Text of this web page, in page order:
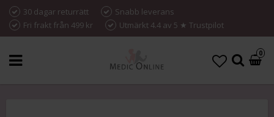
30 dagar returrätt
Snabb leverans
Fri frakt från 499 kr
Utmärkt 4.4 av 5 ★ Trustpilot
0